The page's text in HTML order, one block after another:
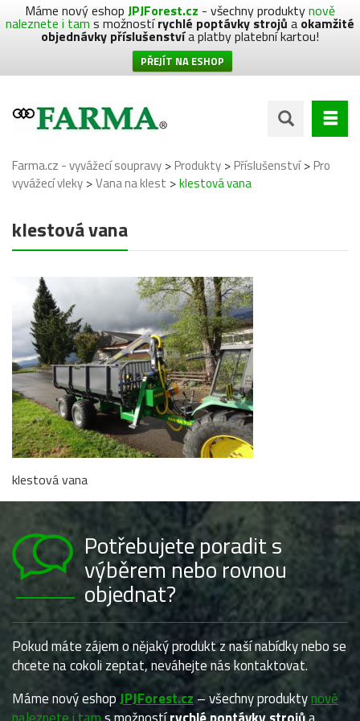
Máme nový eshop JPJForest.cz - všechny produktynově
naleznete i tam s možnostírychlé poptávky strojů a okamžité
objednávky příslušenstvía platby platební kartou!
PŘEJÍT NA ESHOP
Farma.cz - vyvážecí soupravy >Produkty >Příslušenství>Pro
vyvážecí vleky >Vana na klest >klestová vana
klestová vana
klestová vana
Potřebujete poradit s
výběrem nebo rovnou
objednat?
Pokud máte zájem o nějaký produkt z naší nabídky nebo se
chcete na cokoli zeptat, neváhejte nás kontaktovat.
Máme nový eshopJPJForest.cz – všechny produktynově